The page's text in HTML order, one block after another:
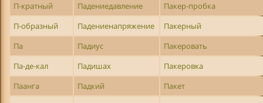
П-кратный
Падениедавление
Пакер-пробка
П-образный
Падениенапряжение
Пакерный
Па
Падиус
Пакеровать
Па-де-кал
Падишах
Пакеровка
Паанга
Падкий
Пакет